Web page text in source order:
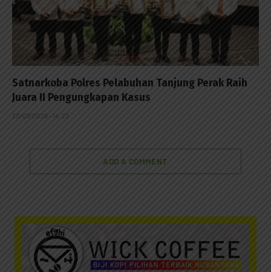
Satnarkoba Polres Pelabuhan Tanjung Perak Raih
Juara II Pengungkapan Kasus
30/07/2026 - 14:23
ADD A COMMENT